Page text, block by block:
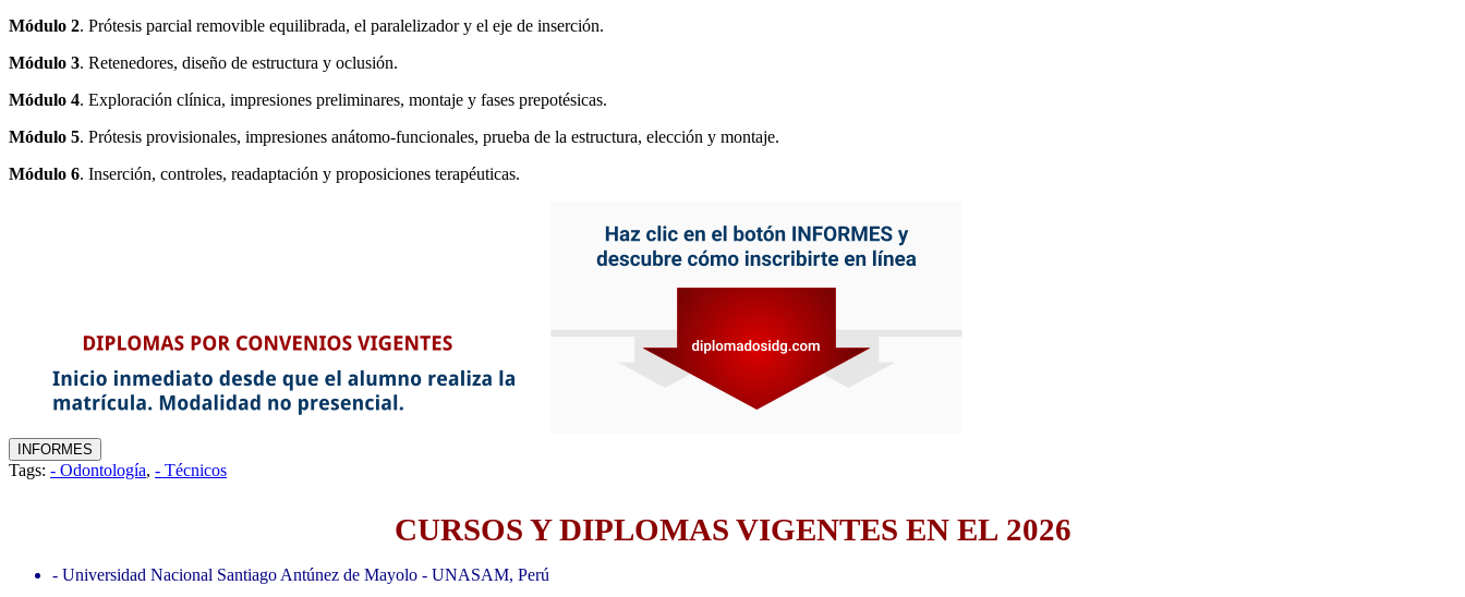
Módulo 2. Prótesis parcial removible equilibrada, el paralelizador y el eje de inserción.
Módulo 3. Retenedores, diseño de estructura y oclusión.
Módulo 4. Exploración clínica, impresiones preliminares, montaje y fases prepotésicas.
Módulo 5. Prótesis provisionales, impresiones anátomo-funcionales, prueba de la estructura, elección y montaje.
Módulo 6. Inserción, controles, readaptación y proposiciones terapéuticas.
Tags: - Odontología, - Técnicos
CURSOS Y DIPLOMAS VIGENTES EN EL 2026
- Universidad Nacional Santiago Antúnez de Mayolo - UNASAM, Perú